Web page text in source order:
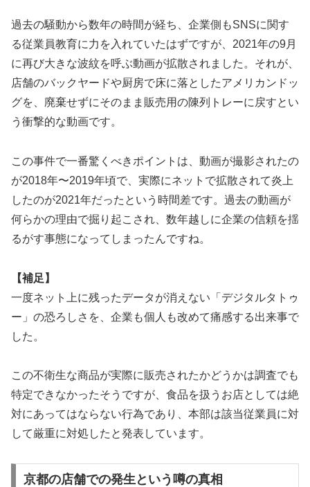
過去の騒動から数年の時間が経ち、企業側もSNSに関す
る従業員教育に力を入れていたはずですが、2021年の9月
に再び大きな波紋を呼ぶ動画が拡散されました。それが、
店舗のバックヤードや厨房で床に落としたアメリカンドッ
グを、廃棄せずにそのまま販売用の陳列トレーに戻すとい
う衝撃的な動画です。
この事件で一番驚くべきポイントは、 動画が撮影されたの
が2018年〜2019年頃で、実際にネットで拡散されて炎上
したのが2021年だった という時間差です。過去の動画が
何らかの理由で掘り起こされ、数年越しに企業の信頼を揺
るがす事態になってしまったんですね。
【補足】
一度ネット上に残ったデータが消えない「デジタルタトゥ
ー」の恐ろしさを、企業も個人も改めて痛感する出来事で
した。
この不衛生な商品が実際に販売されたかどうかは調査でも
特定できなかったそうですが、食品を扱うお店としては絶
対にあってはならない行為であり、本部は該当従業員に対
して厳重に対処したと発表しています。
京都の店舗での発生という噂の真相